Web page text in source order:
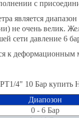
с
является
не очень велик.
сети давление 6
к деформационным
Диапозон
0 - 6 Бар